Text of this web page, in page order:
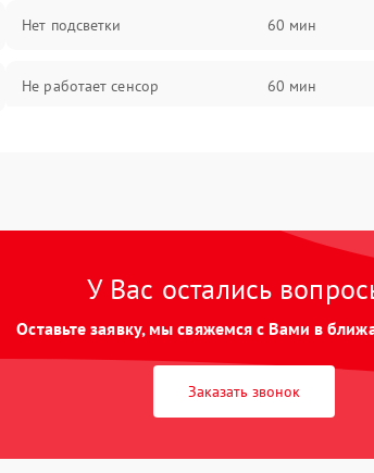
Нет подсветки 60 мин
Не работает сенсор 60 мин
У Вас остались
Оставьте заявку, мы свяжемся с Вами в
Заказать звонок